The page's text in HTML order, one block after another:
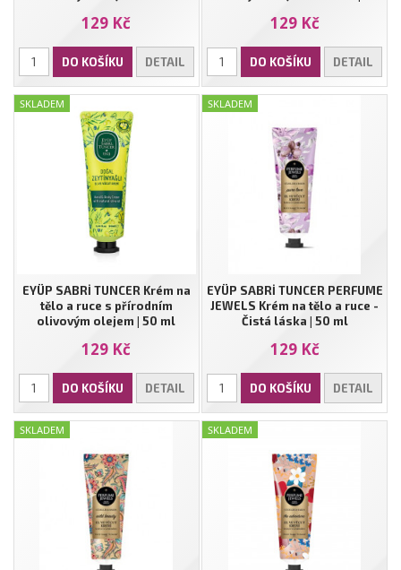
129 Kč
DO KOŠÍKU DETAIL
129 Kč
DO KOŠÍKU DETAIL
EYÜP SABRİ TUNCER Krém na
tělo a ruce s přírodním
olivovým olejem | 50 ml
129 Kč
DO KOŠÍKU DETAIL
SKLADEM
EYÜP SABRİ TUNCER PERFUME
JEWELS Krém na tělo a ruce -
Čistá láska | 50 ml
129 Kč
DO KOŠÍKU DETAIL
SKLADEM
SKLADEM SKLADEM